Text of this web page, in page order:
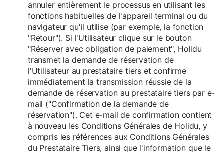
annuler entièrement le processus en utilisant les
fonctions habituelles de l'appareil terminal ou du
navigateur qu'il utilise (par exemple, la fonction
"Retour"). Si l'Utilisateur clique sur le bouton
"Réserver avec obligation de paiement", Holidu
transmet la demande de réservation de
l'Utilisateur au prestataire tiers et confirme
immédiatement la transmission réussie de la
demande de réservation au prestataire tiers par e-
mail ("Confirmation de la demande de
réservation"). Cet e-mail de confirmation contient
à nouveau les Conditions Générales de Holidu, y
compris les références aux Conditions Générales
du Prestataire Tiers, ainsi que l'information que le